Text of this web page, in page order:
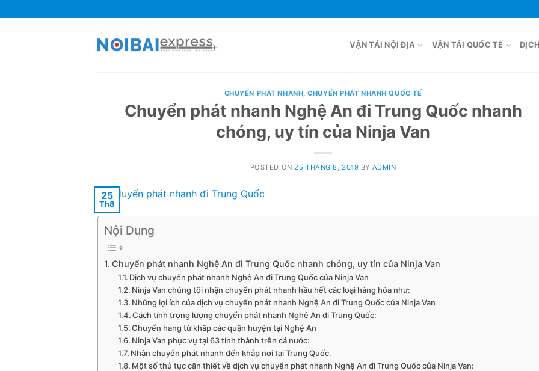
to
VẬN TẢI NỘI ĐỊA VẬN TẢI QUỐC TẾ
CHUYỂN PHÁT NHANH,CHUYỂN PHÁT NHANH QUỐC TẾ
Chuyển phát nhanh Nghệ An đi Trung Quốc nhanh
chóng, uy tín của Ninja Van
POSTED ON 25 THÁNG 8, 2019 BY ADMIN
25
Th8
Nội Dung
Chuyển phát nhanh Nghệ An đi Trung Quốc nhanh chóng, uy tín của Ninja Van
Dịch vụ chuyển phát nhanh Nghệ An đi Trung Quốc của Ninja Van
Ninja Van chúng tôi nhận chuyển phát nhanh hầu hết các loại hàng hóa như:
Những lợi ích của dịch vụ chuyển phát nhanh Nghệ An đi Trung Quốc của Ninja Van
Cách tính trọng lượng chuyển phát nhanh Nghệ An đi Trung Quốc:
Chuyển hàng từ khắp các quận huyện tại Nghệ An
Ninja Van phục vụ tại 63 tỉnh thành trên cả nước:
Nhận chuyển phát nhanh đến khắp nơi tại Trung Quốc.
Một số thủ tục cần thiết về dịch vụ chuyển phát nhanh Nghệ An đi Trung Quốc của Ninja Van: